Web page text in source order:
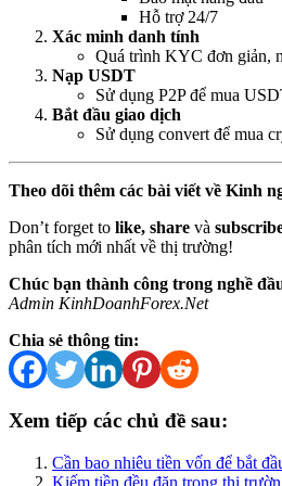
Hỗ trợ 24/7
Xác minh danh tính
Quá trình KYC đơn giản,
Nạp USDT
Sử dụng P2P để mua
Bắt đầu giao dịch
Sử dụng convert để mua
Theo dõi thêm các bài viết về Kinh
Don’t forget to like, share và
phân tích mới nhất về thị trường!
Chúc bạn thành công trong nghề
Admin KinhDoanhForex.Net
Chia sẻ thông tin:
Xem tiếp các chủ đề sau:
Cần bao nhiêu tiền vốn để bắt
Kiếm tiền đều đặn trong thị